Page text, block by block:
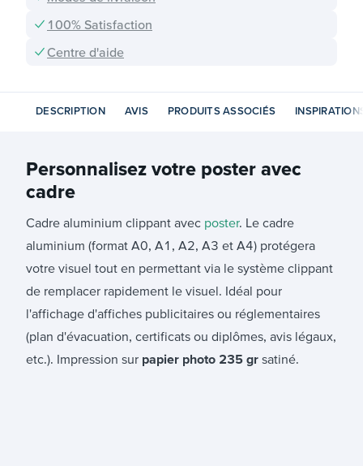
DESCRIPTION AVIS PRODUITS ASSOCIÉS
100% Satisfaction
Centre d'aide
Personnalisez votre poster avec
cadre
Cadre aluminium clippant avec poster. Le cadre
aluminium (format A0, A1, A2, A3 et A4) protégera
votre visuel tout en permettant via le système clippant
de remplacer rapidement le visuel. Idéal pour
l'affichage d'affiches publicitaires ou réglementaires
(plan d'évacuation, certificats ou diplômes, avis légaux,
etc.). Impression sur papier photo 235 gr satiné.